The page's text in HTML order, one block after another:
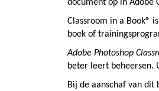
document op in Adobe
Classroom in a Book®
boek of
Adobe Photoshop
beter leert beheersen.
Bij de aanschaf van dit